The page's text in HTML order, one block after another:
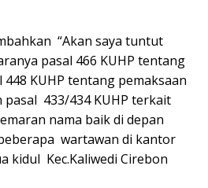
“Akan saya tuntut
pasal 466 KUHP tentang
448 KUHP tentang pemaksaan
pasal 433/434 KUHP terkait
nama baik di depan
wartawan di kantor
kidul Kec.Kaliwedi Cirebon